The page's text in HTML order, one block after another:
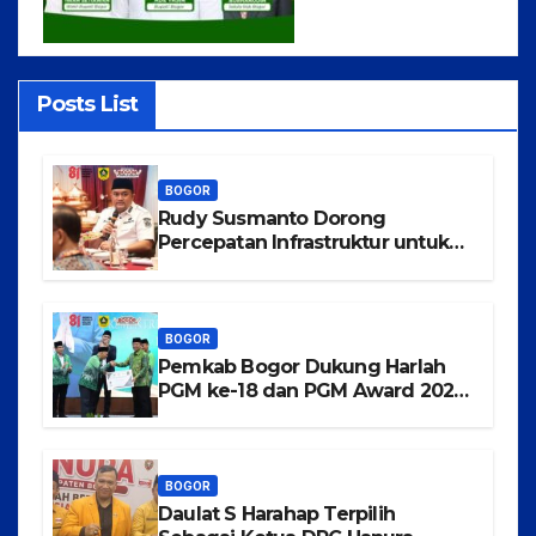
Posts List
BOGOR
Rudy Susmanto Dorong
Percepatan Infrastruktur untuk
BOGOR
Pemkab Bogor Dukung Harlah
PGM ke-18 dan PGM Award 2026,
BOGOR
Daulat S Harahap Terpilih